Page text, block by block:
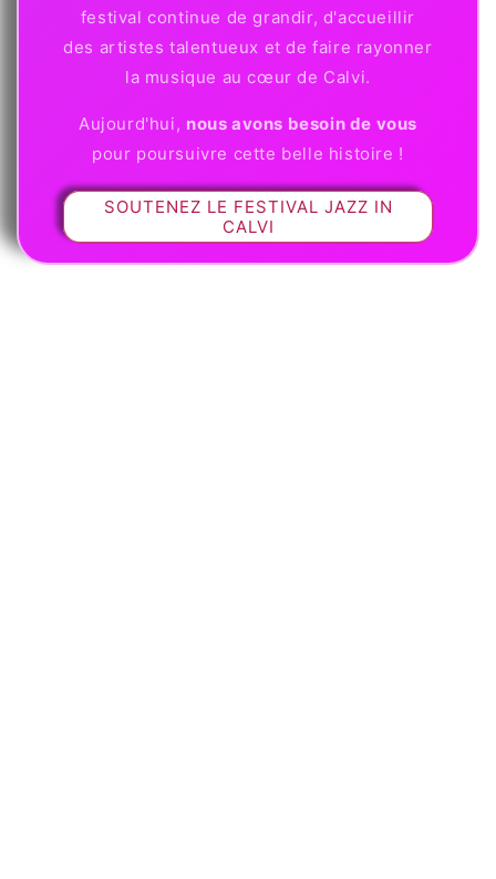
festival continue de grandir, d'accueillir
des artistes talentueux et de faire rayonner
la musique au cœur de Calvi.
Aujourd'hui, nous avons besoin de vous
pour poursuivre cette belle histoire !
SOUTENEZ LE FESTIVAL JAZZ IN
CALVI